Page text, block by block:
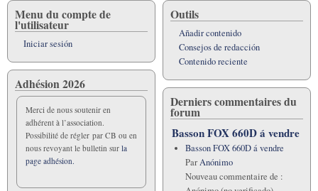
Menu du compte de
l'utilisateur
Iniciar sesión
Adhésion 2026
Merci de nous soutenir en
adhérent à l’association.
Possibilité de régler par CB ou en
nous revoyant le bulletin sur la
page adhésion.
Outils
Añadir contenido
Consejos de redacción
Contenido reciente
Derniers commentaires du
forum
Basson FOX 660D á vendre
Basson FOX 660D á vendre
ParAnónimo
Nouveau commentaire de :